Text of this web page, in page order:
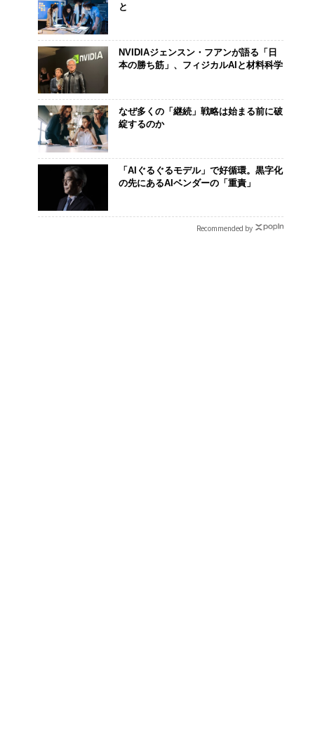
と
NVIDIAジェンスン・フアンが語る「日
本の勝ち筋」、フィジカルAIと材料科学
なぜ多くの「継続」戦略は始まる前に破
綻するのか
「AIぐるぐるモデル」で好循環。黒字化
の先にあるAIベンダーの「重責」
Recommended by